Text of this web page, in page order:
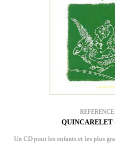
REFERENCE:
QUINCARELET
Un CD pour les enfants et les plus